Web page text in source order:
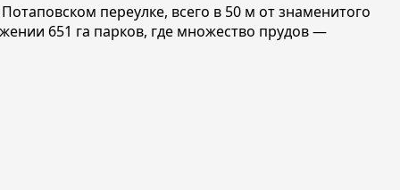
переулке, всего в 50 м от знаменитого
651 га парков, где множество прудов —